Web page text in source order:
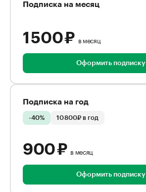
Подписка на месяц
1 500 ₽ в месяц
Оформить подписку
Подписка на год
-40% 10 800₽ в год
900 ₽ в месяц
Оформить подписку